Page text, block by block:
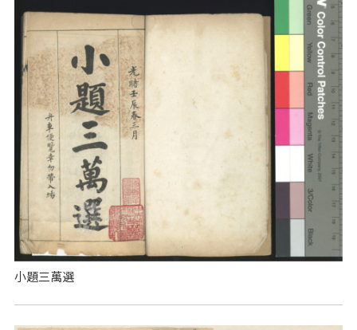
小題三萬選